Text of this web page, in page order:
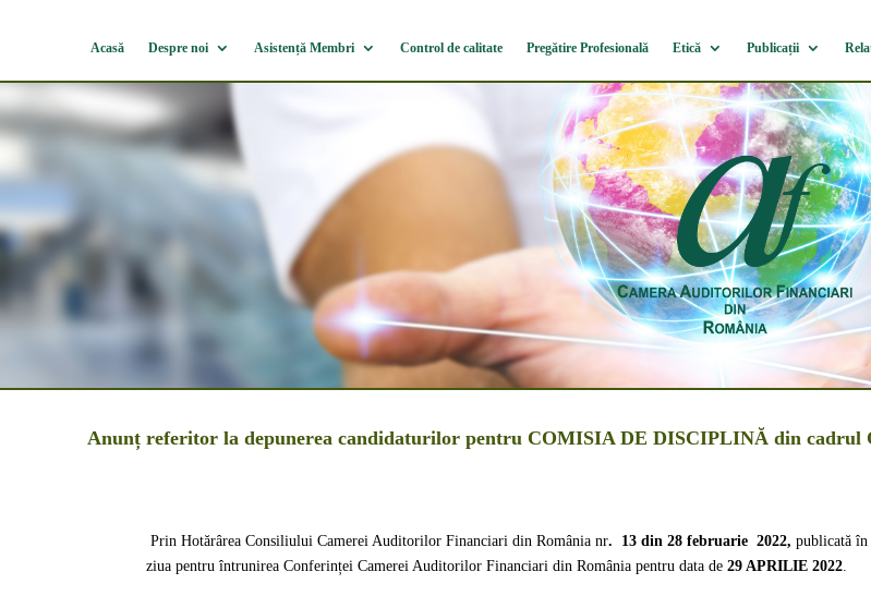
Acasă Despre noi Asistență Membri Control de calitate Pregătire Profesională Etică Publicații
Anunț referitor la depunerea candidaturilor pentru COMISIA DE DISCIPLINĂ din
Prin Hotărârea Consiliului Camerei Auditorilor Financiari din România nr. 13 din 28 februarie 2022, publicată
ziua pentru întrunirea Conferinței Camerei Auditorilor Financiari din România pentru data de 29 APRILIE 2022